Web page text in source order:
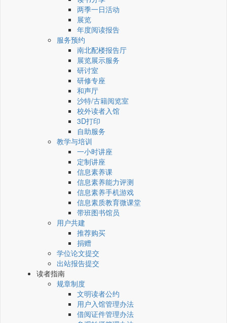
两季一日活动
展览
年度阅读报告
服务预约
南北配楼报告厅
展览展示服务
研讨室
研修专座
和声厅
沙特/古籍阅览室
校外读者入馆
3D打印
自助服务
教学与培训
一小时讲座
定制讲座
信息素养课
信息素养能力评测
信息素养手机游戏
信息素质教育微课堂
带班图书馆员
用户共建
推荐购买
捐赠
学位论文提交
出站报告提交
读者指南
规章制度
文明读者公约
用户入馆管理办法
借阅证件管理办法